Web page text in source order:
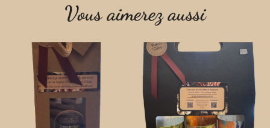
Vous aimerez aussi